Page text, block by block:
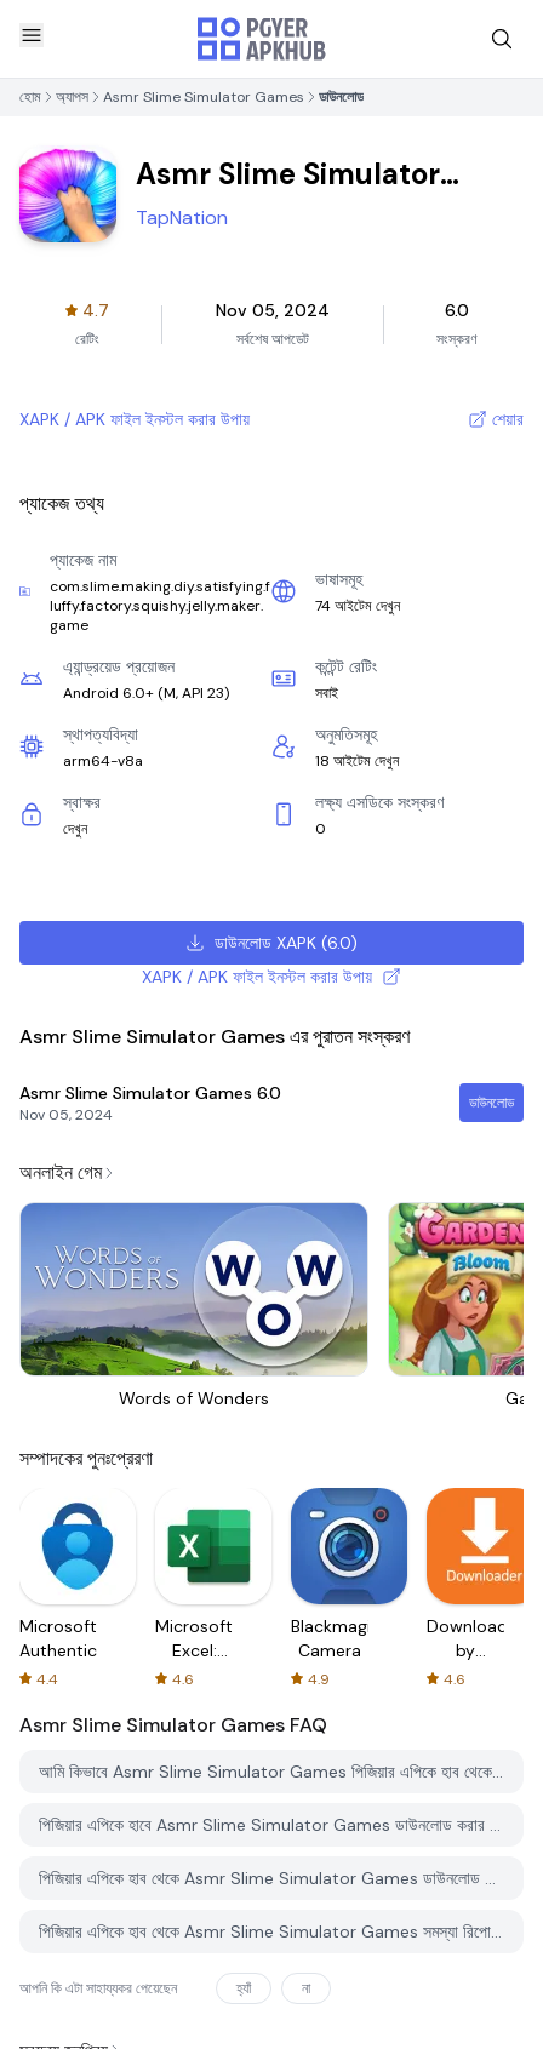
হোম অ্যাপস Asmr Slime Simulator Games ডাউনলোড
Asmr Slime Simulator
Games
TapNation
4.7
রেটিং
Nov 05, 2024
সর্বশেষ আপডেট
6.0
সংস্করণ
XAPK / APK ফাইল ইনস্টল করার উপায় শেয়ার
প্যাকেজ তথ্য
প্যাকেজ নাম
com.slime.making.diy.satisfying.f
luffy.factory.squishy.jelly.maker.
game
ভাষাসমূহ
74 আইটেম দেখুন
এ্যান্ড্রয়েড প্রয়োজন
Android 6.0+ (M, API 23)
কন্টেন্ট রেটিং
সবাই
স্থাপত্যবিদ্যা
arm64-v8a
অনুমতিসমূহ
18 আইটেম দেখুন
স্বাক্ষর
দেখুন
লক্ষ্য এসডিকে সংস্করণ
0
ডাউনলোড XAPK(6.0)
XAPK / APK ফাইল ইনস্টল করার উপায়
Asmr Slime Simulator Games এর পুরাতন সংস্করণ
Asmr Slime Simulator Games 6.0
Nov 05, 2024
ডাউনলোড
অনলাইন গেম
Words of Wonders
সম্পাদকের পুনঃপ্রেরণা
Microsoft
Authenticator
4.4
Microsoft
Excel:
Spreadsheets
4.6
Blackmagic
Camera
4.9
Downloader
by
AFTVnews
4.6
Asmr Slime Simulator Games FAQ
আমি কিভাবে Asmr Slime Simulator Games পিজিয়ার এপিকে হাব থেকে ডাউনলোড করব?
পিজিয়ার এপিকে হাবে Asmr Slime Simulator Games ডাউনলোড করার জন্য কোন খরচ আছে?
পিজিয়ার এপিকে হাব থেকে Asmr Slime Simulator Games ডাউনলোড করতে কি আমার একটি অ্যাকাউন্ট দরকার?
পিজিয়ার এপিকে হাব থেকে Asmr Slime Simulator Games সমস্যা রিপোর্ট করতে কিভাবে পারি?
আপনি কি এটা সাহায্যকর পেয়েছেন হ্যাঁ না